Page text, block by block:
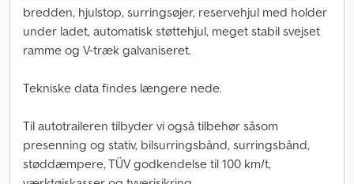
bredden, hjulstop, surringsøjer, reservehjul med holder
under ladet, automatisk støttehjul, meget stabil svejset
ramme og V-træk galvaniseret.
Tekniske data findes længere nede.
Til autotraileren tilbyder vi også tilbehør såsom
presenning og stativ, bilsurringsbånd, surringsbånd,
støddæmpere, TÜV godkendelse til 100 km/t,